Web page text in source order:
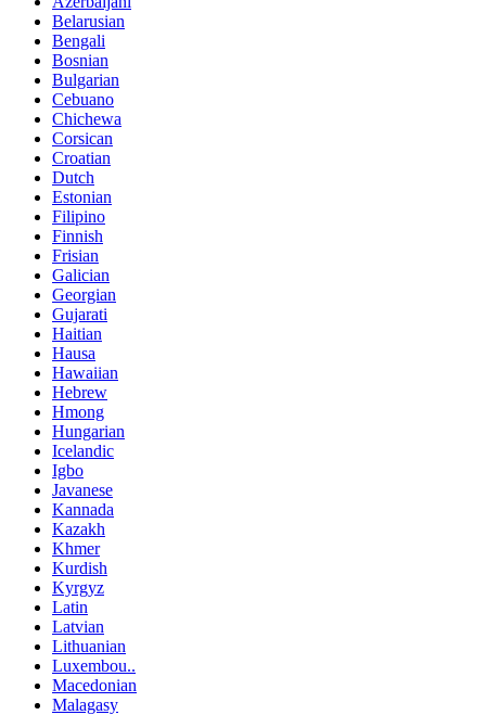
Belarusian
Bengali
Bosnian
Bulgarian
Cebuano
Chichewa
Corsican
Croatian
Dutch
Estonian
Filipino
Finnish
Frisian
Galician
Georgian
Gujarati
Haitian
Hausa
Hawaiian
Hebrew
Hmong
Hungarian
Icelandic
Igbo
Javanese
Kannada
Kazakh
Khmer
Kurdish
Kyrgyz
Latin
Latvian
Lithuanian
Luxembou..
Macedonian
Malagasy